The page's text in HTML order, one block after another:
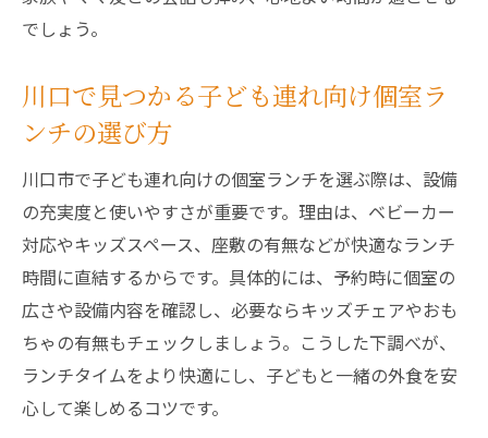
キッズルーム完備の川口市ランチで家族笑顔に
子どもと一緒に過ごす快適ランチタイムの
工夫
家族で楽しむキッズルーム完備ランチの魅
力
ランチ中も遊べる空間が嬉しいポイントと
は
キッズルーム活用で安心してランチを楽し
む方法
家族の思い出に残るランチタイムの過ごし
方
でしょう。
川口で見つかる子ども連れ向け個室ラ
ンチの選び方
川口市で子ども連れ向けの個室ランチを選ぶ際は、設備
の充実度と使いやすさが重要です。理由は、ベビーカー
対応やキッズスペース、座敷の有無などが快適なランチ
時間に直結するからです。具体的には、予約時に個室の
広さや設備内容を確認し、必要ならキッズチェアやおも
ちゃの有無もチェックしましょう。こうした下調べが、
ランチタイムをより快適にし、子どもと一緒の外食を安
心して楽しめるコツです。